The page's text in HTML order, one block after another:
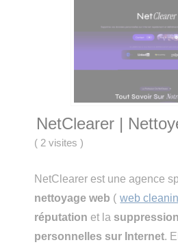
NetClearer |
( 2 visites)
NetClearer est une agence
nettoyage web ( web
réputation et la
personnelles sur Internet.